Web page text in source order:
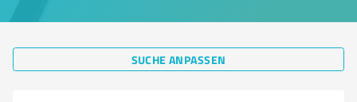
SUCHE ANPASSEN